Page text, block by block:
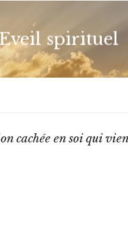
Eveil spirituel
cachée en soi qui